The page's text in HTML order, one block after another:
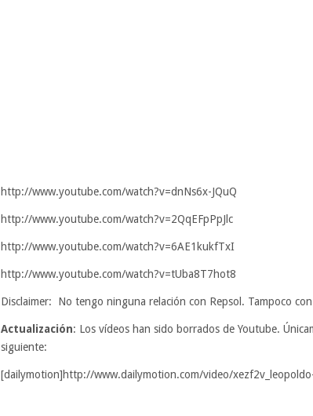
http://www.youtube.com/watch?v=dnNs6x-JQuQ
http://www.youtube.com/watch?v=2QqEFpPpJlc
http://www.youtube.com/watch?v=6AE1kukfTxI
http://www.youtube.com/watch?v=tUba8T7hot8
Disclaimer: No tengo ninguna relación con Repsol. Tampoco
Actualización: Los vídeos han sido borrados de Youtube.
siguiente:
[dailymotion]http://www.dailymotion.com/video/